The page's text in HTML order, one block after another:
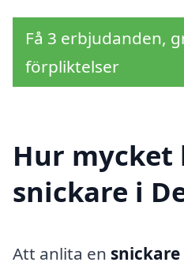
Få 3 erbjudanden,
förpliktelser
Hur mycket
snickare i
Att anlita en snickare